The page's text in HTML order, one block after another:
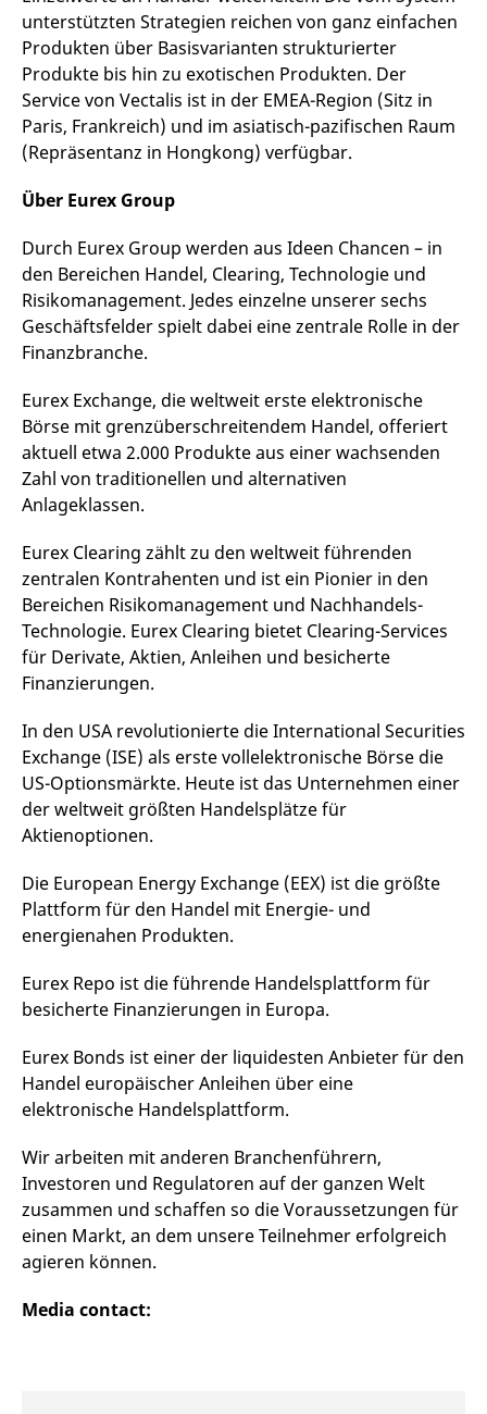
unterstützten Strategien reichen von ganz einfachen
Produkten über Basisvarianten strukturierter
Produkte bis hin zu exotischen Produkten. Der
Service von Vectalis ist in der EMEA-Region (Sitz in
Paris, Frankreich) und im asiatisch-pazifischen Raum
(Repräsentanz in Hongkong) verfügbar.
Über Eurex Group
Durch Eurex Group werden aus Ideen Chancen – in
den Bereichen Handel, Clearing, Technologie und
Risikomanagement. Jedes einzelne unserer sechs
Geschäftsfelder spielt dabei eine zentrale Rolle in der
Finanzbranche.
Eurex Exchange, die weltweit erste elektronische
Börse mit grenzüberschreitendem Handel, offeriert
aktuell etwa 2.000 Produkte aus einer wachsenden
Zahl von traditionellen und alternativen
Anlageklassen.
Eurex Clearing zählt zu den weltweit führenden
zentralen Kontrahenten und ist ein Pionier in den
Bereichen Risikomanagement und Nachhandels-
Technologie. Eurex Clearing bietet Clearing-Services
für Derivate, Aktien, Anleihen und besicherte
Finanzierungen.
In den USA revolutionierte die International Securities
Exchange (ISE) als erste vollelektronische Börse die
US-Optionsmärkte. Heute ist das Unternehmen einer
der weltweit größten Handelsplätze für
Aktienoptionen.
Die European Energy Exchange (EEX) ist die größte
Plattform für den Handel mit Energie- und
energienahen Produkten.
Eurex Repo ist die führende Handelsplattform für
besicherte Finanzierungen in Europa.
Eurex Bonds ist einer der liquidesten Anbieter für den
Handel europäischer Anleihen über eine
elektronische Handelsplattform.
Wir arbeiten mit anderen Branchenführern,
Investoren und Regulatoren auf der ganzen Welt
zusammen und schaffen so die Voraussetzungen für
einen Markt, an dem unsere Teilnehmer erfolgreich
agieren können.
Media contact: